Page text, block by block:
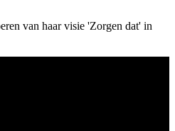
van haar visie 'Zorgen dat' in